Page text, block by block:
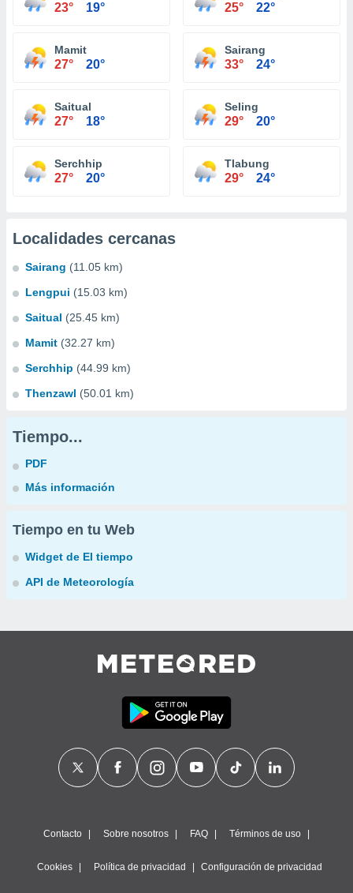
23° 19° 25° 22°
Mamit
27° 20°
Sairang
33° 24°
Saitual
27° 18°
Seling
29° 20°
Serchhip
27° 20°
Tlabung
29° 24°
Localidades cercanas
Sairang (11.05 km)
Lengpui (15.03 km)
Saitual (25.45 km)
Mamit (32.27 km)
Serchhip (44.99 km)
Thenzawl (50.01 km)
Tiempo...
PDF
Más información
Tiempo en tu Web
Widget de El tiempo
API de Meteorología
Contacto Sobre nosotros FAQ Términos de uso
Cookies Política de privacidad Configuración de privacidad